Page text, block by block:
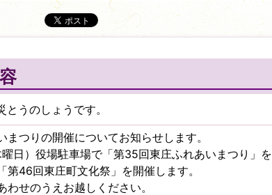
とうのしょうです。
まつりの開催についてお知らせします。
曜日）役場駐車場で「第35回東庄ふれあいまつり」を
第46回東庄町文化祭」を開催します。
わせのうえお越しください。